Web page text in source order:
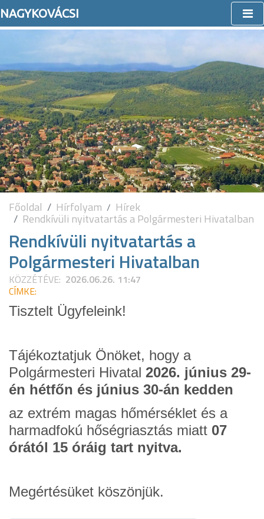
NAGYKOVÁCSI
Főoldal Hírfolyam Hírek
Rendkívüli nyitvatartás a Polgármesteri Hivatalban
Rendkívüli nyitvatartás a
Polgármesteri Hivatalban
KÖZZÉTÉVE: 2026.06.26. 11:47
CÍMKE:
Tisztelt Ügyfeleink!
Tájékoztatjuk Önöket, hogy a
Polgármesteri Hivatal 2026. június 29-
én hétfőn és június 30-án kedden
az extrém magas hőmérséklet és a
harmadfokú hőségriasztás miatt 07
órától 15 óráig tart nyitva.
Megértésüket köszönjük.